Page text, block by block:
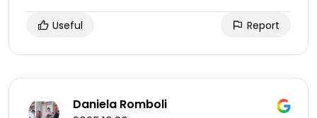
Useful Report
Daniela Romboli